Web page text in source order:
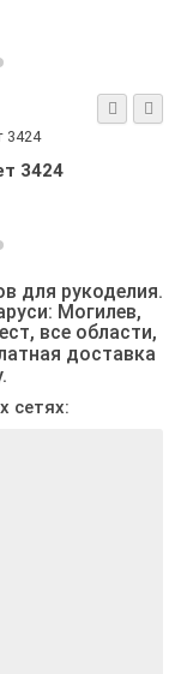
3424
для рукоделия.
Могилев,
все области,
доставка
сетях: